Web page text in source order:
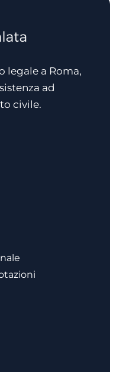
legale a Roma,
ad
civile.